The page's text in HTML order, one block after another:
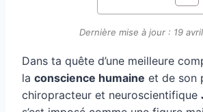
Dernière mise à jour : 19
Dans ta quête d’une meilleure
la conscience humaine et de son
chiropracteur et neuroscientifique